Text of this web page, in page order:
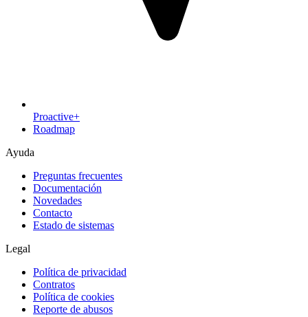
Proactive+
Roadmap
Ayuda
Preguntas frecuentes
Documentación
Novedades
Contacto
Estado de sistemas
Legal
Política de privacidad
Contratos
Política de cookies
Reporte de abusos